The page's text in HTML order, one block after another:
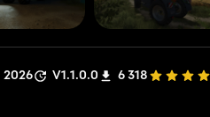
2026 V1.1.0.0 6 318